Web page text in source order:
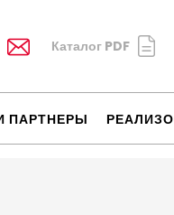
Каталог PDF
ПАРТНЕРЫ